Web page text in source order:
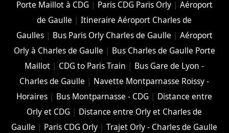
Porte Maillot à CDG | Paris CDG Paris Orly| Aéroport
de Gaulle |Itineraire Aéroport Charles de
Gaulles| Bus Paris Orly Charles de Gaulle | Aéroport
Orly à Charles de Gaulle | Bus Charles de Gaulle Porte
Maillot | CDG to Paris Train | Bus Gare de Lyon -
Charles de Gaulle | Navette Montparnasse Roissy -
Horaires | Bus Montparnasse - CDG | Distance entre
Orly et CDG | Distance entre Orly et Charles de
Gaulle | Paris CDG Orly |Trajet Orly - Charles de Gaulle